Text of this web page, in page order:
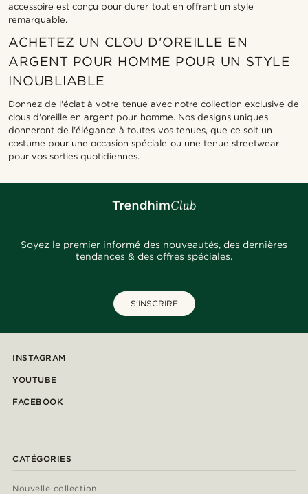
accessoire est conçu pour durer tout en offrant un style
remarquable.
ACHETEZ UN CLOU D'OREILLE EN
ARGENT POUR HOMME POUR UN STYLE
INOUBLIABLE
Donnez de l'éclat à votre tenue avec notre collection exclusive de
clous d'oreille en argent pour homme. Nos designs uniques
donneront de l'élégance à toutes vos tenues, que ce soit un
costume pour une occasion spéciale ou une tenue streetwear
pour vos sorties quotidiennes.
Soyez le premier informé des nouveautés, des dernières
tendances & des offres spéciales.
S'INSCRIRE
INSTAGRAM
YOUTUBE
FACEBOOK
CATÉGORIES
Nouvelle collection